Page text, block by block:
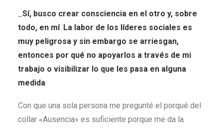
Sí, busco crear consciencia en el otro y, sobre
todo, en mí. La labor de los líderes sociales es
muy peligrosa y sin embargo se arriesgan,
entonces por qué no apoyarlos a través de mi
trabajo o visibilizar lo que les pasa en alguna
medida.
Con que una sola persona me pregunté el porqué del
collar «Ausencia» es suficiente porque me da la